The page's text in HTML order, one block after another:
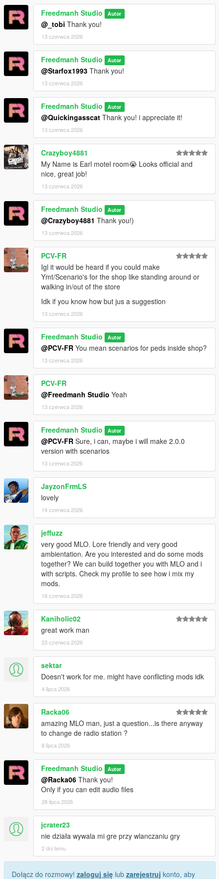
Freedmanh Studio Autor
@_tobi Thank you!
13 czerwca 2026
Freedmanh Studio Autor
@Starfox1993 Thank you!
13 czerwca 2026
Freedmanh Studio Autor
@Quickingasscat Thank you! i appreciate it!
13 czerwca 2026
Crazyboy4881
My Name is Earl motel room😭 Looks official and
nice, great job!
13 czerwca 2026
Freedmanh Studio Autor
@Crazyboy4881 Thank you!)
13 czerwca 2026
PCV-FR
Igl it would be heard if you could make
Ymt/Scenario's for the shop like standing around or
walking in/out of the store
Idk if you know how but jus a suggestion
13 czerwca 2026
Freedmanh Studio Autor
@PCV-FR You mean scenarios for peds inside shop?
13 czerwca 2026
PCV-FR
@Freedmanh Studio Yeah
13 czerwca 2026
Freedmanh Studio Autor
@PCV-FR Sure, i can, maybe i will make 2.0.0
version with scenarios
13 czerwca 2026
JayzonFrmLS
lovely
14 czerwca 2026
jeffuzz
very good MLO. Lore friendly and very good
ambientation. Are you interested and do some mods
together? We can build together you with MLO and i
with scripts. Check my profile to see how i mix my
mods.
16 czerwca 2026
Kaniholic02
great work man
23 czerwca 2026
sektar
Doesn't work for me. might have conflicting mods idk
4 lipca 2026
Racka06
amazing MLO man, just a question...is there anyway
to change de radio station ?
8 lipca 2026
Freedmanh Studio Autor
@Racka06 Thank you!
Only if you can edit audio files
28 lipca 2026
jcrater23
nie działa wywala mi gre przy wlanczaniu gry
2 dni temu
Dołącz do rozmowy! zaloguj się lub zarejestruj konto, aby